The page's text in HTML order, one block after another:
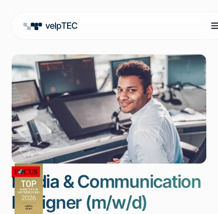
Media & Communication
Designer (m/w/d)